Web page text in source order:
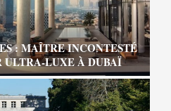
: MAÎTRE INCONTESTÉ
LUXE À DUBAÏ